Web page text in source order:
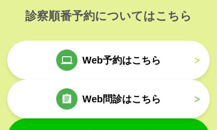
診察順番予約についてはこちら
Web予約はこちら >
Web問診はこちら >